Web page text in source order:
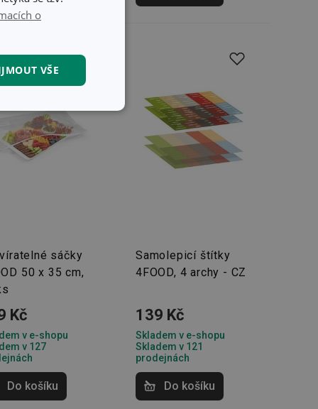
sáčky
50 x 35 cm,
Kč
v e-shopu
v 127
Do košíku
Samolepicí štítky
4FOOD, 4 archy - CZ
139 Kč
Skladem v e-shopu
Skladem v 121
prodejnách
Do košíku
o
VŠE
soubory
účtu. Webové
lidmi a roboty.
platné zprávy o
k